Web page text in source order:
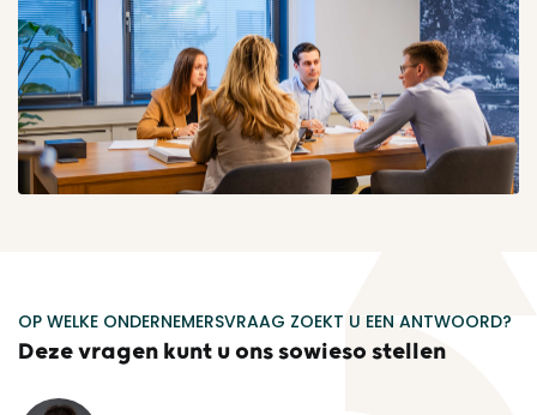
OP WELKE ONDERNEMERSVRAAG ZOEKT U EEN ANTWOORD?
Deze vragen kunt u ons sowieso stellen